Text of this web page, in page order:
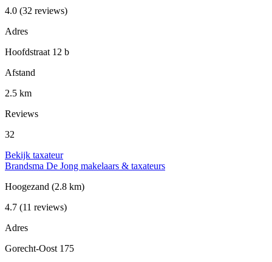
4.0 (32 reviews)
Adres
Hoofdstraat 12 b
Afstand
2.5 km
Reviews
32
Bekijk taxateur
Brandsma De Jong makelaars & taxateurs
Hoogezand (2.8 km)
4.7 (11 reviews)
Adres
Gorecht-Oost 175